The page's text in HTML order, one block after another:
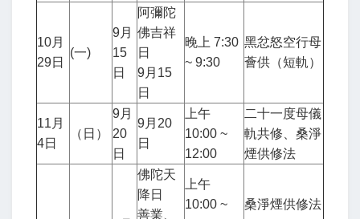
10月
29日
(一)
9月
15
日
阿彌陀
佛吉祥
日
9月15
日
晚上 7:30
~ 9:30
黑忿怒空行母
薈供（短軌）
11月
4日
（日）
9月
20
日
9月20
日
上午
10:00 ~
12:00
二十一度母儀
軌共修、桑淨
煙供修法
佛陀天
降日
善業、
上午
10:00 ~
桑淨煙供修法